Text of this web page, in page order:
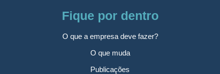
Fique por dentro
O que a empresa deve fazer?
O que muda
Publicações